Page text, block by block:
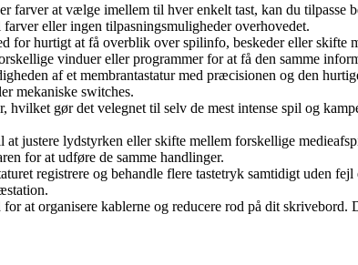
farver at vælge imellem til hver enkelt tast, kan du tilpasse
eller ingen tilpasningsmuligheder overhovedet.
for hurtigt at få overblik over spilinfo, beskeder eller skifte
vinduer eller programmer for at få den samme
af et membrantastatur med præcisionen og den
mekaniske switches.
gør det velegnet til selv de mest intense spil og
justere lydstyrken eller skifte mellem forskellige
for at udføre de samme handlinger.
registrere og behandle flere tastetryk samtidigt uden
at organisere kablerne og reducere rod på dit